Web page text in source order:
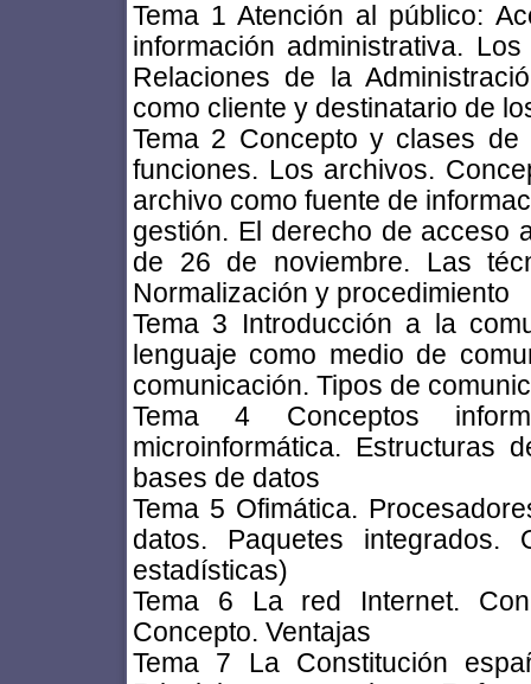
Tema 1 Atención al público:
información administrativa.
Relaciones de la
como cliente y destinatario de
Tema 2 Concepto y clases
funciones. Los archivos.
archivo como fuente de
gestión. El derecho de acceso
de 26 de noviembre. Las
Normalización y procedimiento
Tema 3 Introducción a la
lenguaje como medio de
comunicación. Tipos de
Tema 4 Conceptos
microinformática. Estructuras
bases de datos
Tema 5 Ofimática.
datos. Paquetes integrados.
estadísticas)
Tema 6 La red Internet.
Concepto. Ventajas
Tema 7 La Constitución